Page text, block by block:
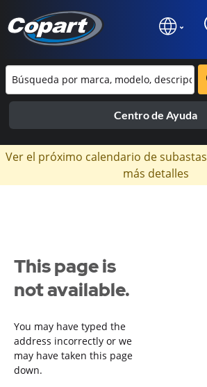
Centro de Ayuda
Ver el próximo calendario de subastas
más detalles
This page is
not available.
You may have typed the
address incorrectly or we
may have taken this page
down.